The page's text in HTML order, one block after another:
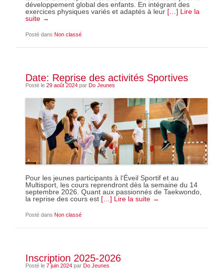
développement global des enfants. En intégrant des
exercices physiques variés et adaptés à leur […] Lire la
suite →
Posté dans Non classé
Date: Reprise des activités Sportives
Posté le29 août 2024 par Do Jeunes
Pour les jeunes participants à l‘Éveil Sportif et au
Multisport, les cours reprendront dès la semaine du 14
septembre 2026. Quant aux passionnés de Taekwondo,
la reprise des cours est […] Lire la suite →
Posté dansNon classé
Inscription 2025-2026
Posté le7 juin 2024 parDo Jeunes